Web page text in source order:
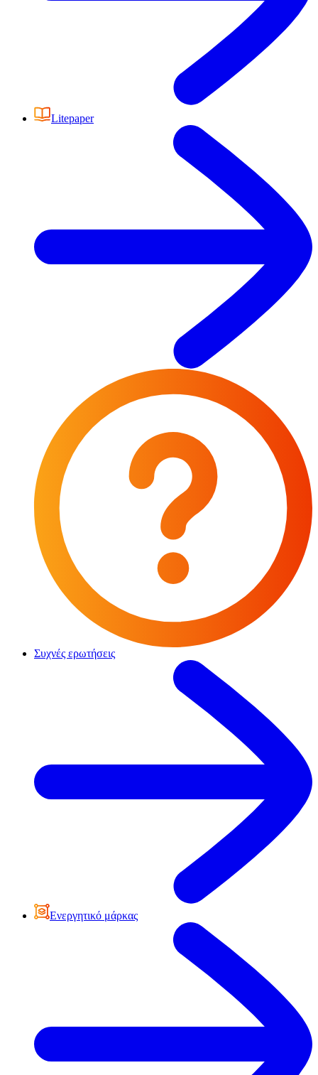
Litepaper
Συχνές ερωτήσεις
Ενεργητικό μάρκας